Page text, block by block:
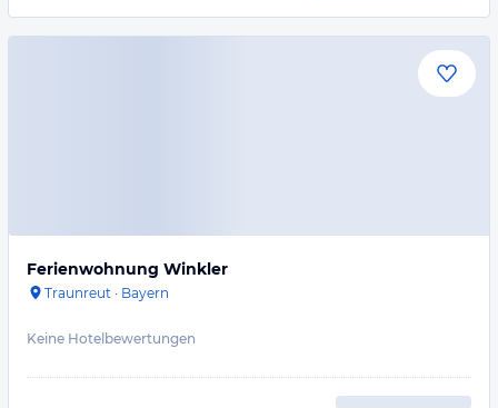
Ferienwohnung Winkler
Traunreut · Bayern
Keine Hotelbewertungen